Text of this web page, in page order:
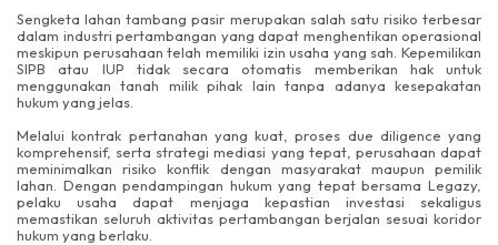
Sengketa lahan tambang pasir merupakan salah satu risiko terbesar
dalam industri pertambangan yang dapat menghentikan operasional
meskipun perusahaan telah memiliki izin usaha yang sah. Kepemilikan
SIPB atau IUP tidak secara otomatis memberikan hak untuk
menggunakan tanah milik pihak lain tanpa adanya kesepakatan
hukum yang jelas.
Melalui kontrak pertanahan yang kuat, proses due diligence yang
komprehensif, serta strategi mediasi yang tepat, perusahaan dapat
meminimalkan risiko konflik dengan masyarakat maupun pemilik
lahan. Dengan pendampingan hukum yang tepat bersama Legazy,
pelaku usaha dapat menjaga kepastian investasi sekaligus
memastikan seluruh aktivitas pertambangan berjalan sesuai koridor
hukum yang berlaku.